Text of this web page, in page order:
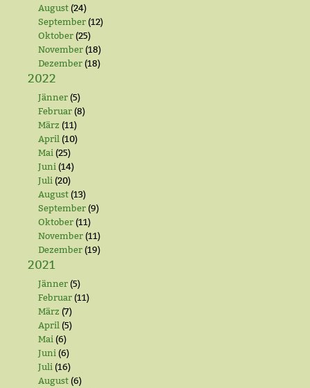
August (24)
September (12)
Oktober (25)
November (18)
Dezember (18)
2022
Jänner (5)
Februar (8)
März (11)
April (10)
Mai (25)
Juni (14)
Juli (20)
August (13)
September (9)
Oktober (11)
November (11)
Dezember (19)
2021
Jänner (5)
Februar (11)
März (7)
April (5)
Mai (6)
Juni (6)
Juli (16)
August (6)